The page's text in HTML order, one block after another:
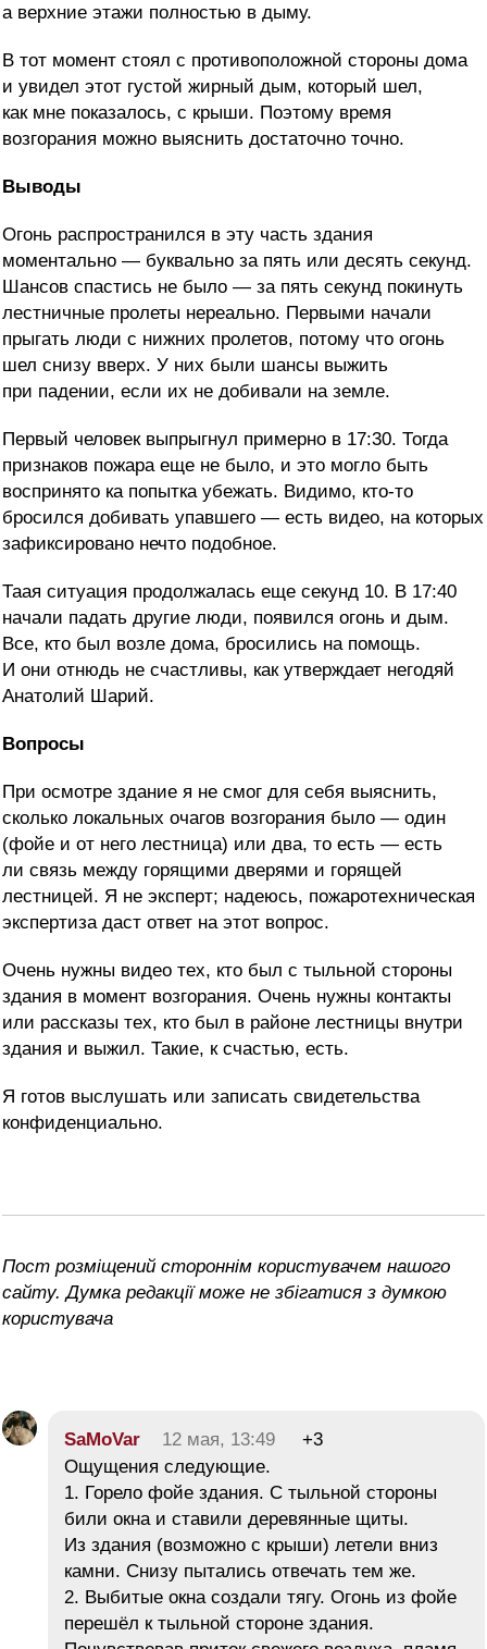
а верхние этажи полностью в дыму.
В тот момент стоял с противоположной стороны дома
и увидел этот густой жирный дым, который шел,
как мне показалось, с крыши. Поэтому время
возгорания можно выяснить достаточно точно.
Выводы
Огонь распространился в эту часть здания
моментально — буквально за пять или десять секунд.
Шансов спастись не было — за пять секунд покинуть
лестничные пролеты нереально. Первыми начали
прыгать люди с нижних пролетов, потому что огонь
шел снизу вверх. У них были шансы выжить
при падении, если их не добивали на земле.
Первый человек выпрыгнул примерно в 17:30. Тогда
признаков пожара еще не было, и это могло быть
воспринято ка попытка убежать. Видимо, кто-то
бросился добивать упавшего — есть видео, на которых
зафиксировано нечто подобное.
Таая ситуация продолжалась еще секунд 10. В 17:40
начали падать другие люди, появился огонь и дым.
Все, кто был возле дома, бросились на помощь.
И они отнюдь не счастливы, как утверждает негодяй
Анатолий Шарий.
Вопросы
При осмотре здание я не смог для себя выяснить,
сколько локальных очагов возгорания было — один
(фойе и от него лестница) или два, то есть — есть
ли связь между горящими дверями и горящей
лестницей. Я не эксперт; надеюсь, пожаротехническая
экспертиза даст ответ на этот вопрос.
Очень нужны видео тех, кто был с тыльной стороны
здания в момент возгорания. Очень нужны контакты
или рассказы тех, кто был в районе лестницы внутри
здания и выжил. Такие, к счастью, есть.
Я готов выслушать или записать свидетельства
конфиденциально.
Пост розміщений стороннім користувачем нашого
сайту. Думка редакції може не збігатися з думкою
користувача
SaMoVar 12 мая, 13:49
+3
Ощущения следующие.
1. Горело фойе здания. С тыльной стороны
били окна и ставили деревянные щиты.
Из здания (возможно с крыши) летели вниз
камни. Снизу пытались отвечать тем же.
2. Выбитые окна создали тягу. Огонь из фойе
перешёл к тыльной стороне здания.